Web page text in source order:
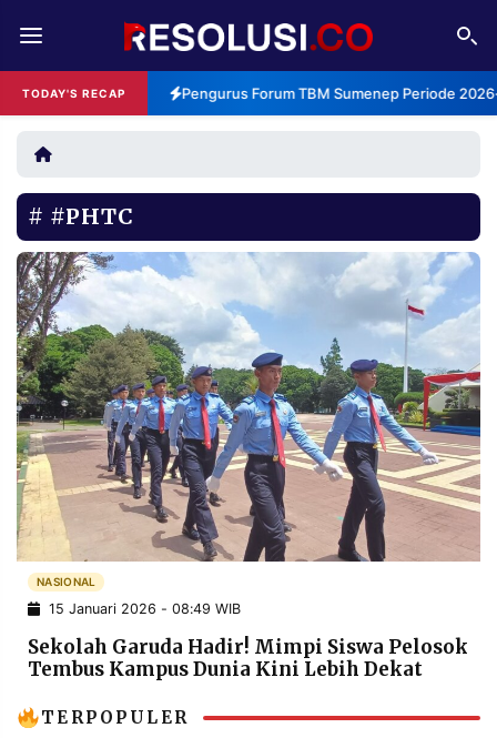
TODAY'S RECAP Pengurus Forum TBM Sumenep Periode
REDAKSI TENTANG
RESOLUSI IKLAN
RUBRIKASI
EDITORIAL AKSARA
FINANSIA PERSONA
DAERAH NASIONAL
MANCA SPORT
INFORMASI
PRIVACY
POLICY
BERITA
WARGA
INFORMASI
IKLAN
KIRIM
PENGADUAN TERM
OF
SERVICE
#PHTC
NASIONAL
15 Januari 2026 - 08:49 WIB
Sekolah Garuda Hadir! Mimpi Siswa Pelosok
Tembus Kampus Dunia Kini Lebih Dekat
TERPOPULER